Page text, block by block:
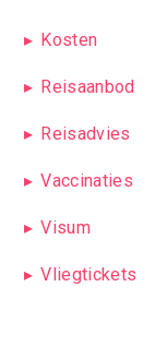
Kosten
Reisaanbod
Reisadvies
Vaccinaties
Visum
Vliegtickets